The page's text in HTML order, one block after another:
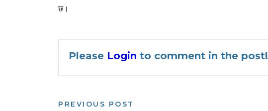
छ।
Please Login to comment in the post!
PREVIOUS POST